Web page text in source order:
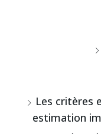
Les critères
estimation